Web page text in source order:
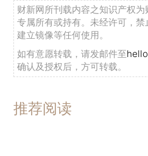
财新网所刊载内容之知识产权
专属所有或持有。未经许可，
建立镜像等任何使用。
如有意愿转载，请发邮件至
确认及授权后，方可转载。
推荐阅读